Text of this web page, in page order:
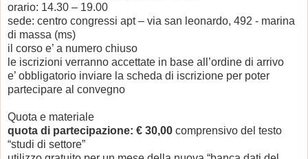
orario: 14.30 – 19.00
sede: centro congressi apt – via san leonardo, 492 - marina
di massa (ms)
il corso e’ a numero chiuso
le iscrizioni verranno accettate in base all’ordine di arrivo
e’ obbligatorio inviare la scheda di iscrizione per poter
partecipare al convegno
Quota e materiale
quota di partecipazione: € 30,00 comprensivo del testo
“studi di settore”